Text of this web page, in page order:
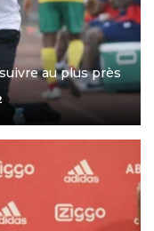
au plus près